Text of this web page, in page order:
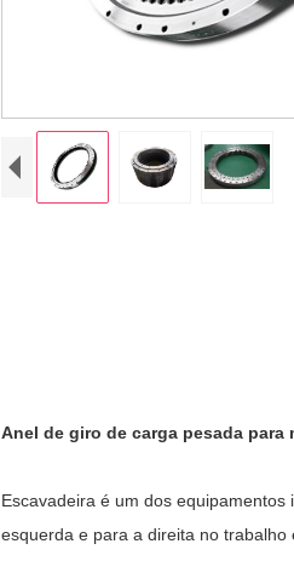
Anel de giro de carga pesada para
Escavadeira é um dos
esquerda e para a direita no